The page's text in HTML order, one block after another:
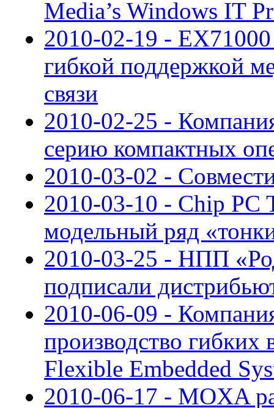
Media’s Windows IT
2010-02-19 -
гибкой поддержкой
связи
2010-02-25 -
серию компактных
2010-03-02 -
2010-03-10 - Chip PC
модельный ряд
2010-03-25 - НПП
подписали
2010-06-09 -
производство гибких
Flexible Embedded
2010-06-17 - MOXA